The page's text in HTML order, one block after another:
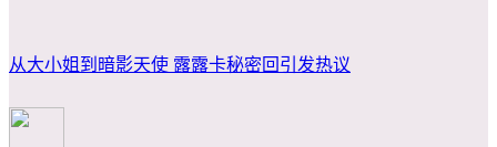
从大小姐到暗影天使 露露卡秘密回引发热议